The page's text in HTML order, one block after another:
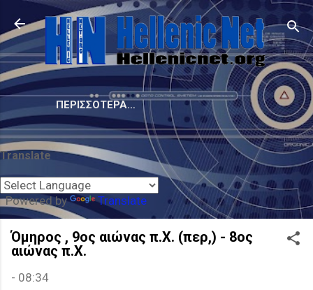
Μετάβαση στο κύριο περιεχόμενο
ΠΕΡΙΣΣΌΤΕΡΑ…
Translate
Powered by Translate
Όμηρος , 9ος αιώνας π.Χ. (περ,) - 8ος
αιώνας π.Χ.
- 08:34